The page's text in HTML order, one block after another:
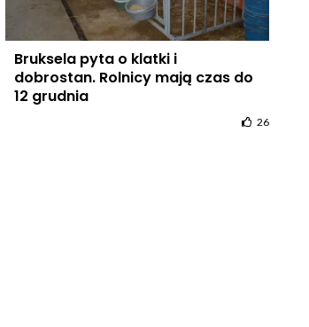
Bruksela pyta o klatki i
dobrostan. Rolnicy mają czas do
12 grudnia
26